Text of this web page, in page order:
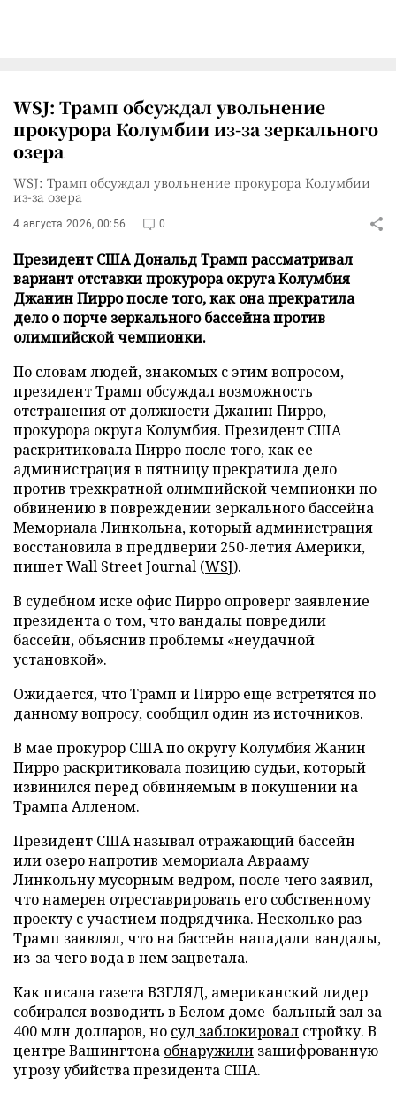
WSJ: Трамп обсуждал увольнение
прокурора Колумбии из-за зеркального
озера
WSJ: Трамп обсуждал увольнение прокурора Колумбии
из-за озера
4 августа 2026, 00:56 0
Президент США Дональд Трамп рассматривал
вариант отставки прокурора округа Колумбия
Джанин Пирро после того, как она прекратила
дело о порче зеркального бассейна против
олимпийской чемпионки.
По словам людей, знакомых с этим вопросом,
президент Трамп обсуждал возможность
отстранения от должности Джанин Пирро,
прокурора округа Колумбия. Президент США
раскритиковала Пирро после того, как ее
администрация в пятницу прекратила дело
против трехкратной олимпийской чемпионки по
обвинению в повреждении зеркального бассейна
Мемориала Линкольна, который администрация
восстановила в преддверии 250-летия Америки,
пишет Wall Street Journal (WSJ).
В судебном иске офис Пирро опроверг заявление
президента о том, что вандалы повредили
бассейн, объяснив проблемы «неудачной
установкой».
Ожидается, что Трамп и Пирро еще встретятся по
данному вопросу, сообщил один из источников.
В мае прокурор США по округу Колумбия Жанин
Пиррораскритиковалапозицию судьи, который
извинился перед обвиняемым в покушении на
Трампа Алленом.
Президент США называл отражающий бассейн
или озеро напротив мемориала Аврааму
Линкольну мусорным ведром, после чего заявил,
что намерен отреставрировать его собственному
проекту с участием подрядчика. Несколько раз
Трамп заявлял, что на бассейн нападали вандалы,
из-за чего вода в нем зацветала.
Как писала газета ВЗГЛЯД, американский лидер
собирался возводить в Белом доме бальный зал за
400 млн долларов, но суд заблокировал стройку. В
центре Вашингтона обнаружили зашифрованную
угрозу убийства президента США.